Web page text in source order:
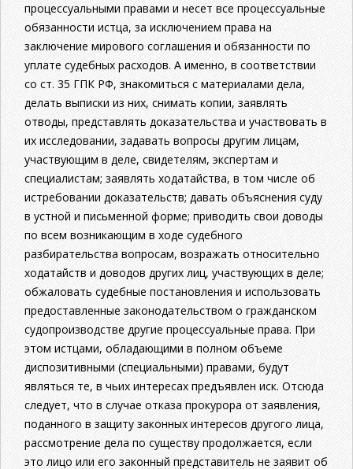
процессуальными правами и несет все процессуальные
обязанности истца, за исключением права на
заключение мирового соглашения и обязанности по
уплате судебных расходов. А именно, в соответствии
со ст. 35 ГПК РФ, знакомиться с материалами дела,
делать выписки из них, снимать копии, заявлять
отводы, представлять доказательства и участвовать в
их исследовании, задавать вопросы другим лицам,
участвующим в деле, свидетелям, экспертам и
специалистам; заявлять ходатайства, в том числе об
истребовании доказательств; давать объяснения суду
в устной и письменной форме; приводить свои доводы
по всем возникающим в ходе судебного
разбирательства вопросам, возражать относительно
ходатайств и доводов других лиц, участвующих в деле;
обжаловать судебные постановления и использовать
предоставленные законодательством о гражданском
судопроизводстве другие процессуальные права. При
этом истцами, обладающими в полном объеме
диспозитивными (специальными) правами, будут
являться те, в чьих интересах предъявлен иск. Отсюда
следует, что в случае отказа прокурора от заявления,
поданного в защиту законных интересов другого лица,
рассмотрение дела по существу продолжается, если
это лицо или его законный представитель не заявит об